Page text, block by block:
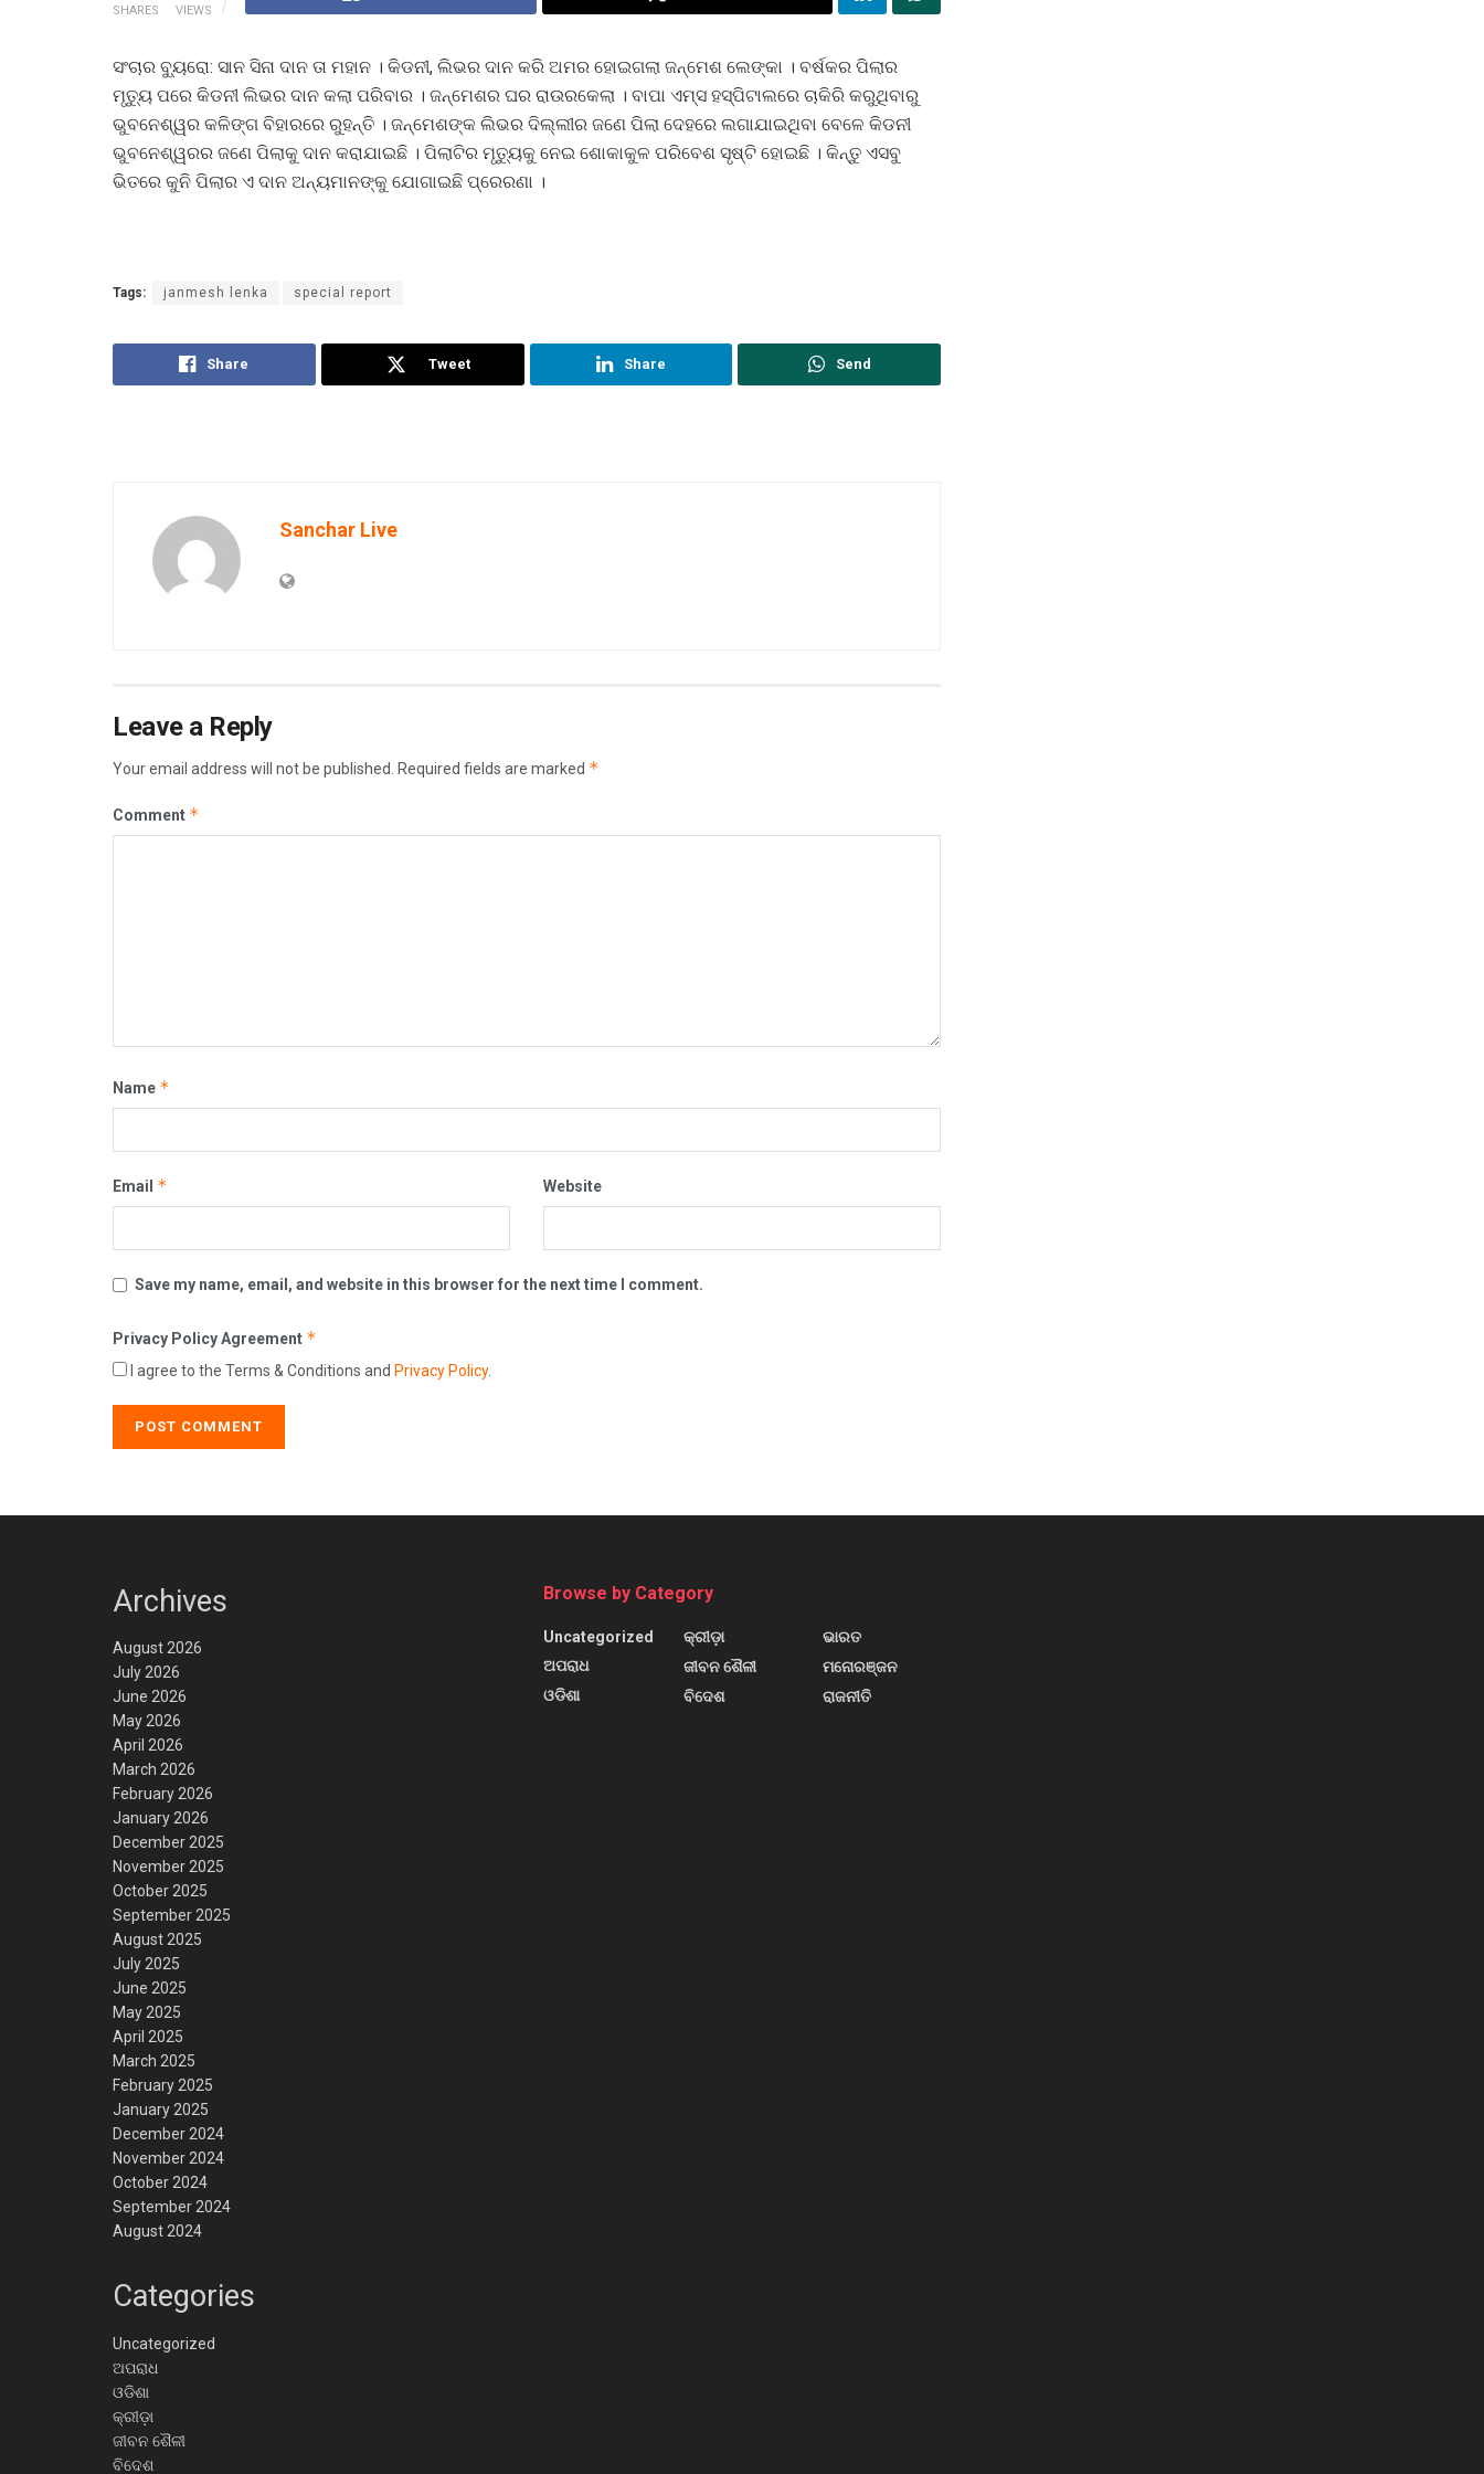
SHARES VIEWS
ସଂଚାର ବ୍ୟୁରୋ: ସାନ ସିନା ଦାନ ତା ମହାନ । କିଡନୀ, ଲିଭର ଦାନ କରି ଅମର ହୋଇଗଲା ଜନ୍ମେଶ ଲେଙ୍କା । ବର୍ଷକର ପିଲାର
ମୃତ୍ୟୁ ପରେ କିଡନୀ ଲିଭର ଦାନ କଲା ପରିବାର । ଜନ୍ମେଶର ଘର ରାଉରକେଲା । ବାପା ଏମ୍ସ ହସ୍ପିଟାଲରେ ଚାକିରି କରୁଥିବାରୁ
ଭୁବନେଶ୍ୱର କଳିଙ୍ଗ ବିହାରରେ ରୁହନ୍ତି । ଜନ୍ମେଶଙ୍କ ଲିଭର ଦିଲ୍ଲୀର ଜଣେ ପିଲା ଦେହରେ ଲଗାଯାଇଥିବା ବେଳେ କିଡନୀ
ଭୁବନେଶ୍ୱରର ଜଣେ ପିଲାକୁ ଦାନ କରାଯାଇଛି । ପିଲାଟିର ମୃତ୍ୟୁକୁ ନେଇ ଶୋକାକୁଳ ପରିବେଶ ସୃଷ୍ଟି ହୋଇଛି । କିନ୍ତୁ ଏସବୁ
ଭିତରେ କୁନି ପିଲାର ଏ ଦାନ ଅନ୍ୟମାନଙ୍କୁ ଯୋଗାଇଛି ପ୍ରେରଣା ।
Tags: janmesh lenka special report
Share Tweet Share Send
Sanchar Live
Leave a Reply
Your email address will not be published. Required fields are marked *
Comment *
Name *
Email * Website
Save my name, email, and website in this browser for the next time I comment.
Privacy Policy Agreement *
I agree to the Terms & Conditions and Privacy Policy.
Archives
August 2026
July 2026
June 2026
May 2026
April 2026
March 2026
February 2026
January 2026
December 2025
November 2025
October 2025
September 2025
August 2025
July 2025
June 2025
May 2025
April 2025
March 2025
February 2025
January 2025
December 2024
November 2024
October 2024
September 2024
August 2024
Categories
Uncategorized
ଅପରାଧ
ଓଡିଶା
କ୍ରୀଡ଼ା
ଜୀବନ ଶୈଳୀ
ବିଦେଶ
Browse by Category
Uncategorized
ଅପରାଧ
ଓଡିଶା
କ୍ରୀଡ଼ା
ଜୀବନ ଶୈଳୀ
ବିଦେଶ
ଭାରତ
ମନୋରଞ୍ଜନ
ରାଜନୀତି